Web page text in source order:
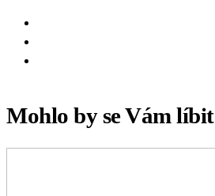
Mohlo by se Vám líbit